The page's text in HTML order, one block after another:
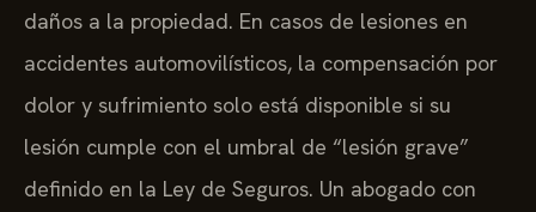
daños a la propiedad. En casos de lesiones en
accidentes automovilísticos, la compensación por
dolor y sufrimiento solo está disponible si su
lesión cumple con el umbral de “lesión grave”
definido en la Ley de Seguros. Un abogado con